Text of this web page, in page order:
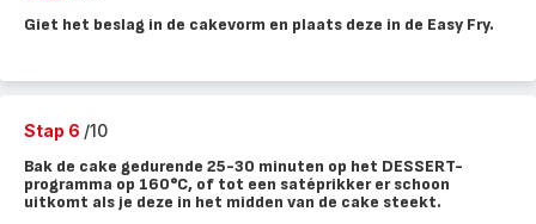
Giet het beslag in de cakevorm en plaats deze in de Easy Fry.
Stap 6 /10
Bak de cake gedurende 25-30 minuten op het DESSERT-
programma op 160°C, of tot een satéprikker er schoon
uitkomt als je deze in het midden van de cake steekt.